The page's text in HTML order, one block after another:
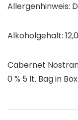
Allergenhinweis:
Alkoholgehalt:
Cabernet
0 % 5 lt. Bag in